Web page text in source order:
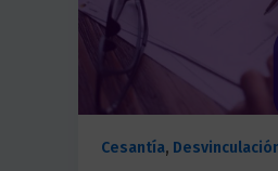
Cesantía,